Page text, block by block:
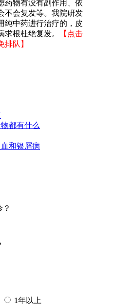
药物有没有副作用、依
不会复发等。我院研发
纯中药进行治疗的，皮
求根杜绝复发。
【点击
队】
都有什么
和银屑病
1年以上